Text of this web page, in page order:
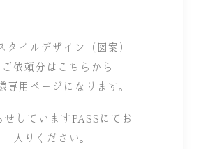
タイルデザイン（図案）
ご依頼分はこちらから
専用ページになります。
せしていますPASSにてお
入りください。